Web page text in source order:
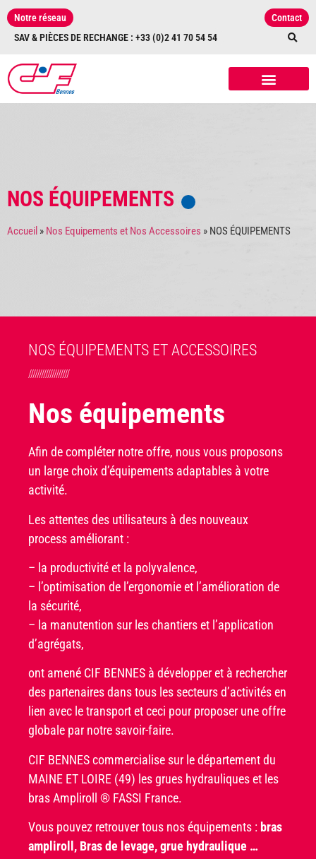
Notre réseau
Contact
SAV & PIÈCES DE RECHANGE : +33 (0)2 41 70 54 54
NOS ÉQUIPEMENTS
Accueil » Nos Equipements et Nos Accessoires » NOS ÉQUIPEMENTS
NOS ÉQUIPEMENTS ET ACCESSOIRES
///////////////////
Nos équipements
Afin de compléter notre offre, nous vous proposons
un large choix d’équipements adaptables à votre
activité.
Les attentes des utilisateurs à des nouveaux
process améliorant :
– la productivité et la polyvalence,
– l’optimisation de l’ergonomie et l’amélioration de
la sécurité,
– la manutention sur les chantiers et l’application
d’agrégats,
ont amené CIF BENNES à développer et à rechercher
des partenaires dans tous les secteurs d’activités en
lien avec le transport et ceci pour proposer une offre
globale par notre savoir-faire.
CIF BENNES commercialise sur le département du
MAINE ET LOIRE (49) les grues hydrauliques et les
bras Ampliroll ® FASSI France.
Vous pouvez retrouver tous nos équipements : bras
ampliroll, Bras de levage, grue hydraulique …